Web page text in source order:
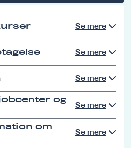
Se mere
Se mere
Se mere
og
Se mere
om
Se mere